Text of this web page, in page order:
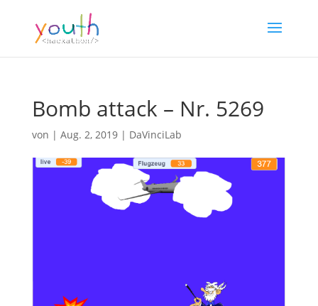
Bomb attack – Nr. 5269
von | Aug. 2, 2019| DaVinciLab